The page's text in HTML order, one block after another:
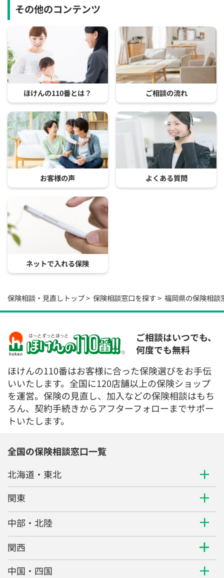
その他のコンテンツ
ほけんの110番とは？ ご相談の流れ
お客様の声 よくある質問
ネットで入れる保険
保険相談・見直しトップ 保険相談窓口を探す 福岡県の保険相談
ご相談はいつでも、
何度でも無料
ほけんの110番はお客様に合った保険選びをお手伝
いいたします。全国に120店舗以上の保険ショップ
を運営。保険の見直し、加入などの保険相談はもち
ろん、契約手続きからアフターフォローまでサポー
トいたします。
全国の保険相談窓口一覧
北海道・東北
関東
中部・北陸
関西
中国・四国